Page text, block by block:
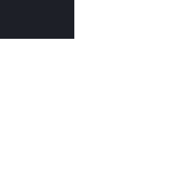
前是空的